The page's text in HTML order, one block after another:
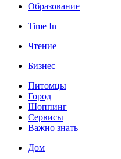
Образование
Time In
Чтение
Бизнес
Питомцы
Город
Шоппинг
Сервисы
Важно знать
Дом